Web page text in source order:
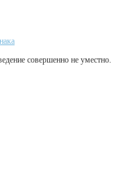
совершенно не уместно.